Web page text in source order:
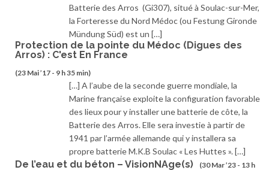
Batterie des Arros (Gi307), situé à Soulac-sur-Mer,
la Forteresse du Nord Médoc (ou Festung Gironde
Mündung Süd) est un […]
Protection de la pointe du Médoc (Digues des
Arros) : C'est En France
(23 Mai ’17 - 9 h 35 min)
[…] A l’aube de la seconde guerre mondiale, la
Marine française exploite la configuration favorable
des lieux pour y installer une batterie de côte, la
Batterie des Arros. Elle sera investie à partir de
1941 par l’armée allemande qui y installera sa
propre batterie M.K.B Soulac « Les Huttes ». […]
De l’eau et du béton – VisionNAge(s)
(30 Mar ’23 - 13 h